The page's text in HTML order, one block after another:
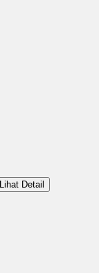
Lihat Detail